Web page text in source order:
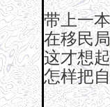
带上一
在移民
这才想
怎样把